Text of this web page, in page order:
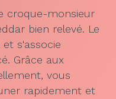
croque-monsieur
bien relevé. Le
s'associe
Grâce aux
vous
rapidement et